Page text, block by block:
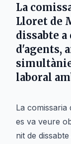
La
Lloret de
dissabte
d'agents,
laboral
La comissaria
es va veure
nit de